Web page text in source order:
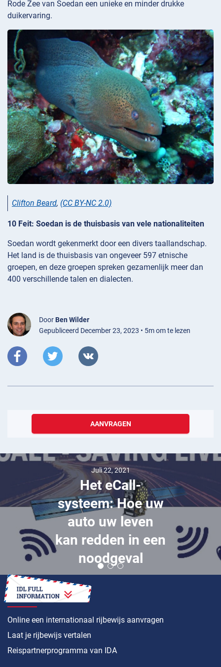
Rode Zee van Soedan een unieke en minder drukke
duikervaring.
Clifton Beard, (CC BY-NC 2.0)
10 Feit: Soedan is de thuisbasis van vele nationaliteiten
Soedan wordt gekenmerkt door een divers taallandschap.
Het land is de thuisbasis van ongeveer 597 etnische
groepen, en deze groepen spreken gezamenlijk meer dan
400 verschillende talen en dialecten.
Door Ben Wilder
Gepubliceerd December 23, 2023 • 5m om te lezen
AANVRAGEN
Juli 22, 2021
Het eCall-
systeem: Hoe uw
auto uw leven
kan redden in een
noodgeval
HOE
Online een internationaal rijbewijs aanvragen
Laat je rijbewijs vertalen
Reispartnerprogramma van IDA